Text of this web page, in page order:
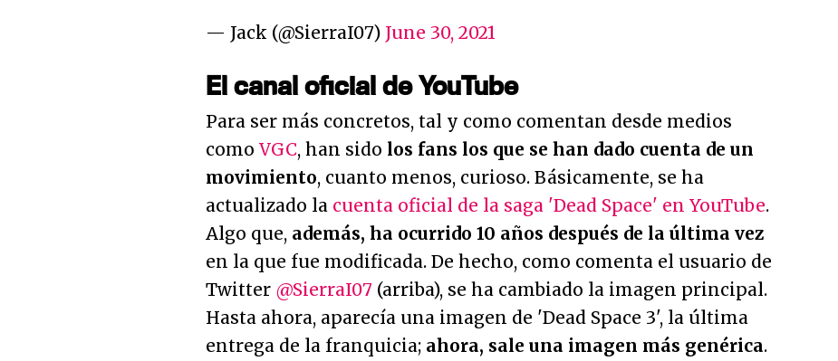
— Jack (@SierraI07) June 30, 2021
El canal oficial de YouTube
Para ser más concretos, tal y como comentan desde medios
como VGC, han sido los fans los que se han dado cuenta de un
movimiento, cuanto menos, curioso. Básicamente, se ha
actualizado la cuenta oficial de la saga 'Dead Space' en YouTube.
Algo que, además, ha ocurrido 10 años después de la última vez
en la que fue modificada. De hecho, como comenta el usuario de
Twitter @SierraI07 (arriba), se ha cambiado la imagen principal.
Hasta ahora, aparecía una imagen de 'Dead Space 3', la última
entrega de la franquicia; ahora, sale una imagen más genérica.